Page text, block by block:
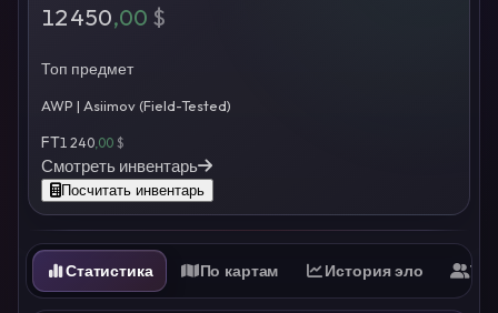
12 450,00 $
Топ предмет
AWP | Asiimov (Field-Tested)
FT1 240 ,00 $
Смотреть инвентарь
Посчитать инвентарь
Статистика По картам История эло